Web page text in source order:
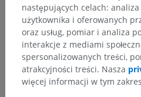
Zauważyłeś błąd?
Zachęcamy do przesyłania
tłumaczeń lub innych treści,
lepszą jakość materiałów.
następujących celach:
użytkownika i oferowanych
oraz usług, pomiar i analiza
interakcje z mediami
spersonalizowanych treści,
atrakcyjności treści. Nasza
więcej informacji w tym